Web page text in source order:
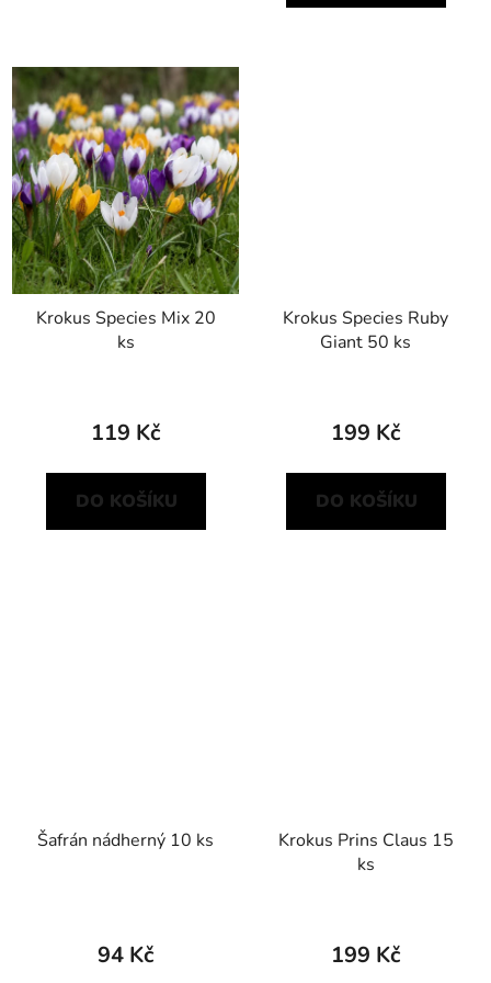
Krokus Species Mix 20
ks
119 Kč
DO KOŠÍKU
Krokus Species Ruby
Giant 50 ks
199 Kč
DO KOŠÍKU
Šafrán nádherný 10 ks
94 Kč
Krokus Prins Claus 15
ks
199 Kč